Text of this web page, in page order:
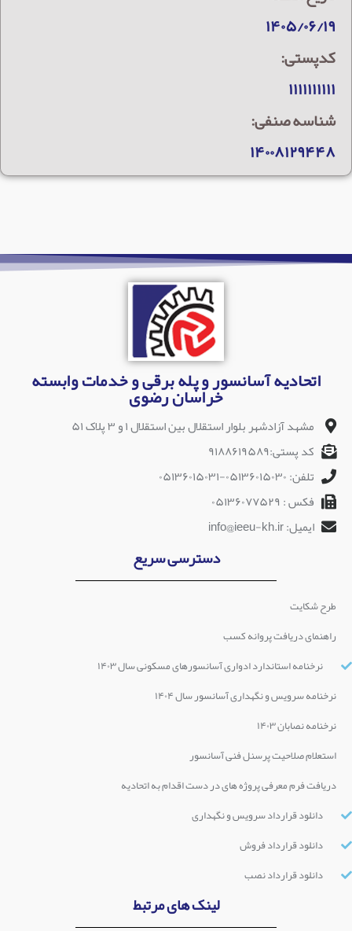
۱۴۰۵/۰۶/۱۹
کدپستی:
۱۱۱۱۱۱۱۱۱۱
شناسه صنفی:
۱۴۰۰۸۱۲۹۴۴۸
اتحادیه آسانسور و پله برقی و خدمات وابسته
خراسان رضوی
مشهد آزادشهر بلوار استقلال بین استقلال ۱ و ۳ پلاک ۵۱
کد پستی:۹۱۸۸۶۱۹۵۸۹
تلفن: ۰۵۱۳۶۰۱۵۰۳۰-۰۵۱۳۶۰۱۵۰۳۱
فکس : ۰۵۱۳۶۰۷۷۵۲۹
ایمیل: info@ieeu-kh.ir
دسترسی سریع
طرح شکایت
راهنمای دریافت پروانه کسب
نرخنامه استاندارد ادواری آسانسورهای مسکونی سال ۱۴۰۳
نرخنامه سرویس و نگهداری آسانسور سال ۱۴۰۴
نرخنامه نصابان ۱۴۰۳
استعلام صلاحیت پرسنل فنی آسانسور
دریافت فرم معرفی پروژه های در دست اقدام به اتحادیه
دانلود قرارداد سرویس و نگهداری
دانلود قرارداد فروش
دانلود قرارداد نصب
لینک های مرتبط